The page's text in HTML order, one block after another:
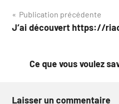
Navigation
de
Publication précédente
J’ai découvert https://
Ce que vous voulez
Laisser un commentaire